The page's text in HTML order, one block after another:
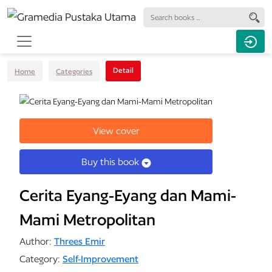
Home Categories Detail
View cover
Buy this book
Cerita Eyang-Eyang dan Mami-
Mami Metropolitan
Author: Threes Emir
Category: Self-Improvement